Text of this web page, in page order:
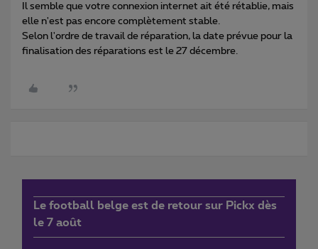
Il semble que votre connexion internet ait été rétablie, mais
elle n'est pas encore complètement stable.
Selon l'ordre de travail de réparation, la date prévue pour la
finalisation des réparations est le 27 décembre.
Le football belge est de retour sur Pickx dès
le 7 août